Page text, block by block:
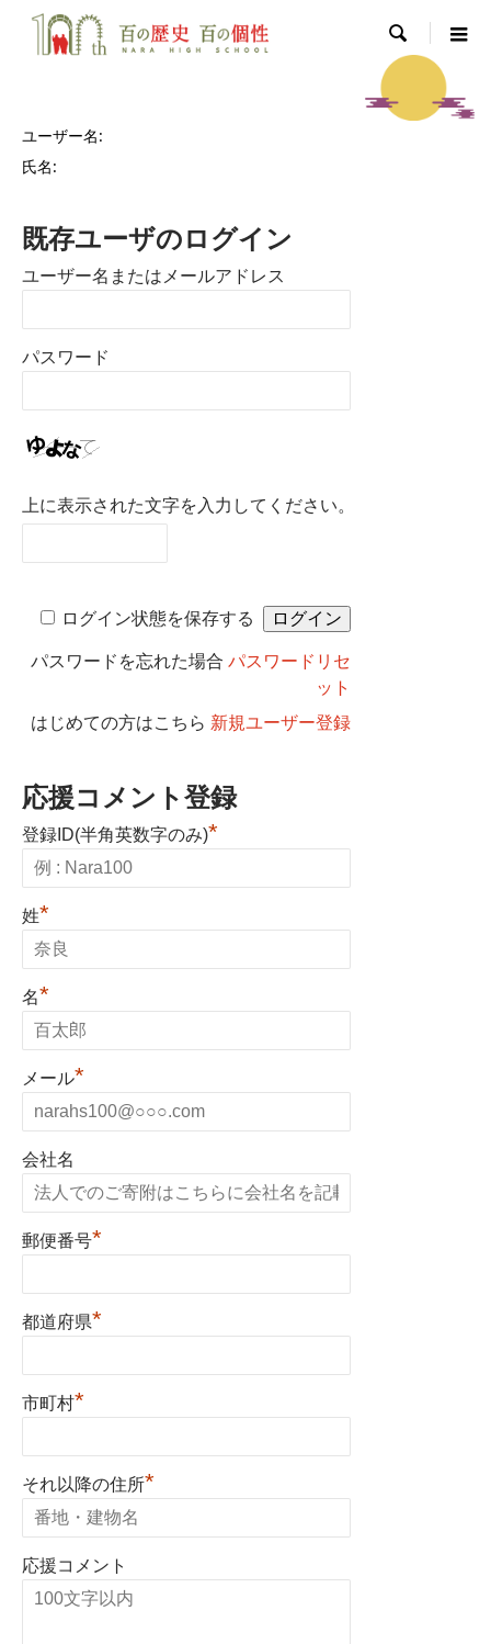

ユーザー名:
氏名:
既存ユーザのログイン
ユーザー名またはメールアドレス
パスワード
上に表示された文字を入力してください。
ログイン状態を保存する
パスワードを忘れた場合 パスワードリセ
ット
はじめての方はこちら 新規ユーザー登録
応援コメント登録
登録ID(半角英数字のみ)*
姓*
名*
メール*
会社名
郵便番号*
都道府県*
市町村*
それ以降の住所*
応援コメント